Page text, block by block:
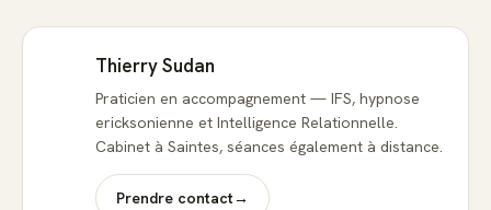
Thierry Sudan
Praticien en accompagnement — IFS, hypnose
ericksonienne et Intelligence Relationnelle.
Cabinet à Saintes, séances également à distance.
Prendre contact→